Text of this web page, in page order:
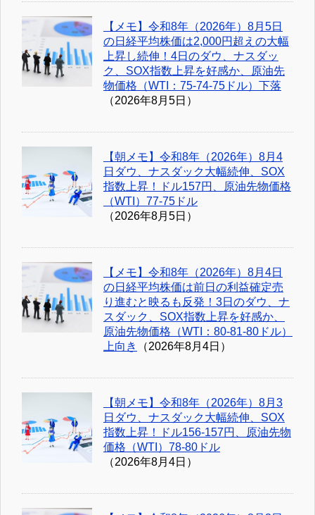
【メモ】令和8年（2026年）8月5日
の日経平均株価は2,000円超えの大幅
上昇し続伸！4日のダウ、ナスダッ
ク、SOX指数上昇を好感か、原油先
物価格（WTI：75-74-75ドル）下落
（2026年8月5日）
【朝メモ】令和8年（2026年）8月4
日ダウ、ナスダック大幅続伸、SOX
指数上昇！ドル157円、原油先物価格
（WTI）77-75ドル
（2026年8月5日）
【メモ】令和8年（2026年）8月4日
の日経平均株価は前日の利益確定売
り進むと映るも反発！3日のダウ、ナ
スダック、SOX指数上昇を好感か、
原油先物価格（WTI：80-81-80ドル）
上向き
（2026年8月4日）
【朝メモ】令和8年（2026年）8月3
日ダウ、ナスダック大幅続伸、SOX
指数上昇！ドル156-157円、原油先物
価格（WTI）78-80ドル
（2026年8月4日）